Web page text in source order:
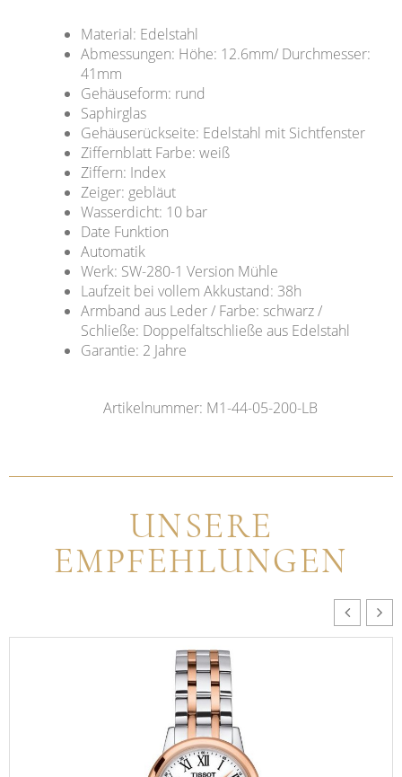
Material: Edelstahl
Abmessungen: Höhe: 12.6mm/ Durchmesser:
41mm
Gehäuseform: rund
Saphirglas
Gehäuserückseite: Edelstahl mit Sichtfenster
Ziffernblatt Farbe: weiß
Ziffern: Index
Zeiger: gebläut
Wasserdicht: 10 bar
Date Funktion
Automatik
Werk: SW-280-1 Version Mühle
Laufzeit bei vollem Akkustand: 38h
Armband aus Leder / Farbe: schwarz /
Schließe: Doppelfaltschließe aus Edelstahl
Garantie: 2 Jahre
Artikelnummer: M1-44-05-200-LB
UNSERE
EMPFEHLUNGEN